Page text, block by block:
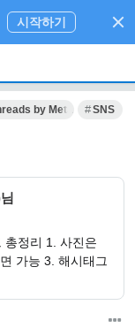
by Meta SNS
총정리 1. 사진은
가능 3. 해시태그
시작하기